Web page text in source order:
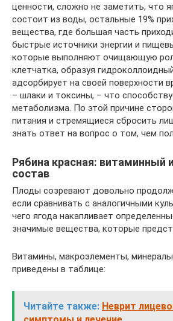
ценности, сложно не заметить, что
состоит из воды, остальные 19%
вещества, где большая часть
быстрые источники энергии и
которые выполняют очищающую
клетчатка, образуя
адсорбирует на своей поверхности
– шлаки и токсины, – что
метаболизма. По этой причине
питания и стремящиеся сбросить
знать ответ на вопрос о том, чем
Рябина красная: витаминный
состав
Плоды созревают довольно
если сравнивать с аналогичными
чего ягода накапливает
значимые вещества, которые
Витамины, макроэлементы,
приведены в таблице:
Читайте также: Неврит